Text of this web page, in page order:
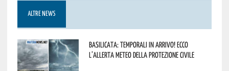
ALTRE NEWS
Basilicata: temporali in arrivo! Ecco
l’allerta meteo della Protezione civile